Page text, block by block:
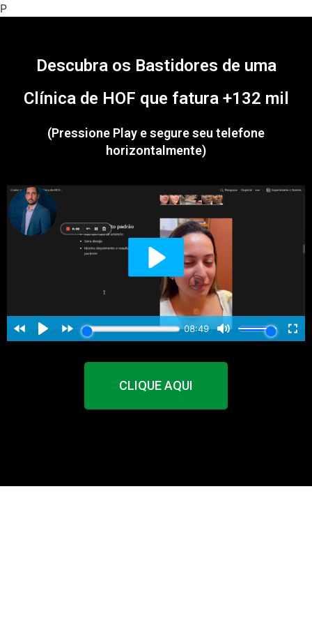
P
Descubra os Bastidores de uma
Clínica de HOF que fatura +132 mil
(Pressione Play e segure seu telefone
horizontalmente)
CLIQUE AQUI